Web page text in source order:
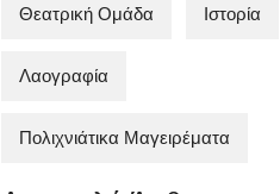
Θεατρική Ομάδα Ιστορία
Λαογραφία
Πολιχνιάτικα Mαγειρέματα